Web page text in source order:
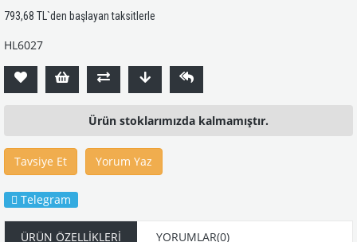
793,68 TL `den başlayan taksitlerle
HL6027
Ürün stoklarımızda kalmamıştır.
Tavsiye Et Yorum Yaz
Telegram
ÜRÜN ÖZELLIKLERI YORUMLAR(0)